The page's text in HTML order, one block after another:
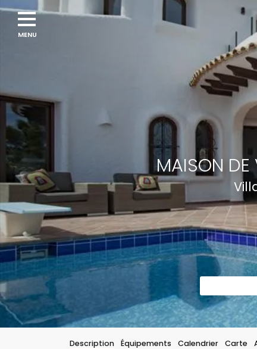
MAISON DE
Description Équipements Calendrier Carte
Navigation
menu